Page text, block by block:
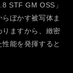
STF GM OSS」
ぼかす被写体ま
ますから、緻密
能を発揮すると